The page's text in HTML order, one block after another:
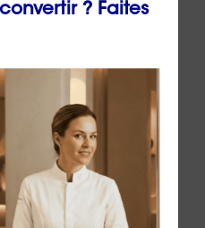
Une rentrée
en
entreprises un moment
? Faites